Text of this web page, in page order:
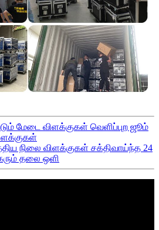
மேடை விளக்குகள் வெளிப்புற ஜூம்
நிலை விளக்குகள் சக்திவாய்ந்த 24
தலை ஒளி